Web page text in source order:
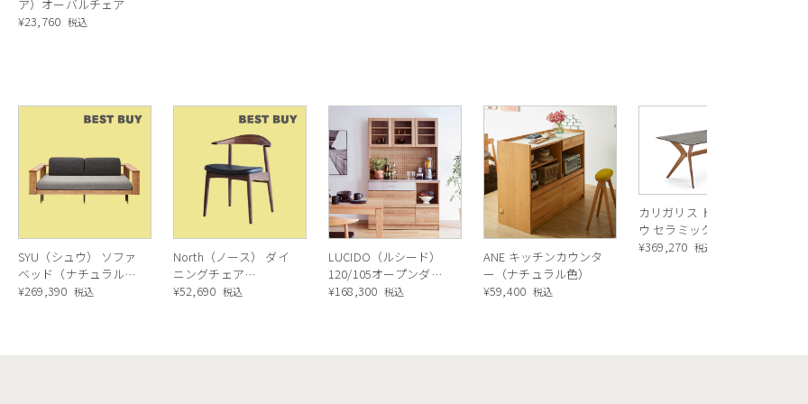
オフィスやアウトドアチェアまで多岐に渡たるシートのデザインに携わっています。特にプラスチックなど様々
、印刷などの経験を習得。あらゆるチェアを熟知したArchirivoltoだからこそのデザイナーズチェアです。
カラーバリエーションは6種類
マットブラック、P100マットスカイブルー、P328マットヌガー、P900マットトープ、P973マットマスタード
のでどんな色もお部屋に馴染む落ち着きのある色。ナチュラルテイストにホワイトやイエロー、ヌガー、モノト
トにブルーやトープなど同色に一点違う色を差し色にしても個性的なお部屋に。どんな色合わせもハーモナイズ
ア）オーバルチェア
¥23,760 税込
SYU（シュウ） ソファ
ベッド（ナチュラル）
190cm
¥269,390 税込
North（ノース） ダイ
ニングチェア
AC02（ウォールナッ
¥52,690 税込
LUCIDO（ルシード）
120/105オープンダイ
ニングボード ナチュ
¥168,300 税込
ANE キッチンカウンタ
ー（ナチュラル色）
¥59,400 税込
カリガリス トウキョ
ウ セラミック ダイニ
ングテーブル ／
¥369,270 税込